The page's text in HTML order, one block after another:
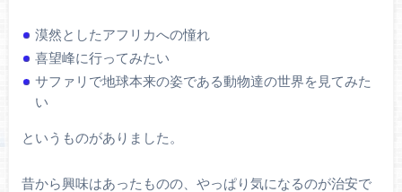
漠然としたアフリカへの憧れ
喜望峰に行ってみたい
サファリで地球本来の姿である動物達の世界を見てみた
い
というものがありました。
昔から興味はあったものの、やっぱり気になるのが治安で